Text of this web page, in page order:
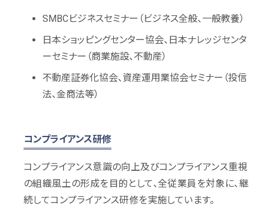
SMBCビジネスセミナー（ビジネス全般、一般教養）
日本ショッピングセンター協会、日本ナレッジセンタ
ーセミナー（商業施設、不動産）
不動産証券化協会、資産運用業協会セミナー（投信
法、金商法等）
コンプライアンス研修
コンプライアンス意識の向上及びコンプライアンス重視
の組織風土の形成を目的として、全従業員を対象に、継
続してコンプライアンス研修を実施しています。